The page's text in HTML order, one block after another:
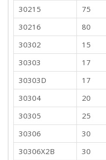
30215
75
30216
80
30302
15
30303
17
30303D
17
30304
20
30305
25
30306
30
30306X2B
30